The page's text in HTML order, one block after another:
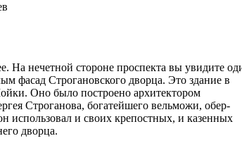
На нечетной стороне проспекта вы увидите
фасад Строгановского дворца. Это здание в
Оно было построено архитектором
Строганова, богатейшего вельможи, обер-
использовал и своих крепостных, и казенных
дворца.